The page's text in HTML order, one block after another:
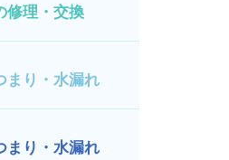
修理・交換
まり・水漏れ
まり・水漏れ